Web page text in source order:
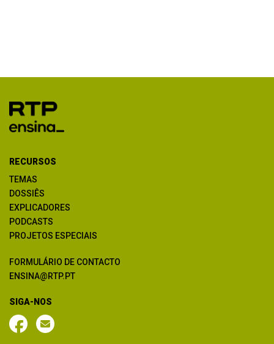
RECURSOS
TEMAS
DOSSIÊS
EXPLICADORES
PODCASTS
PROJETOS ESPECIAIS
FORMULÁRIO DE CONTACTO
ENSINA@RTP.PT
SIGA-NOS